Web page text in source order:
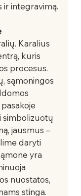
ir integravimą.
Karalius
kuris
procesus.
sąmoningos
simbolizuotų
jausmus –
daryti
yra
nuostatos,
stinga.